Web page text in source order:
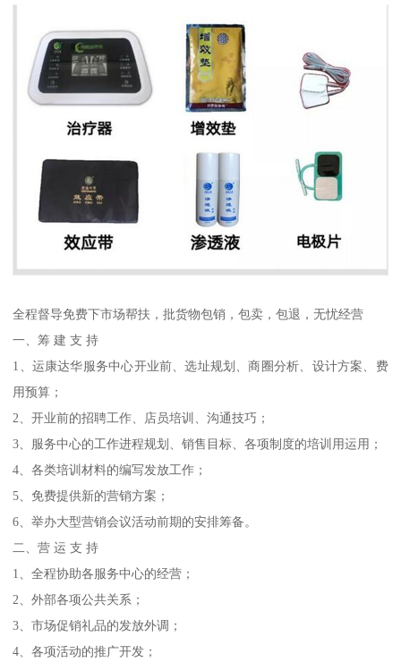
全程督导免费下市场帮扶，批货物包销，包卖，包退，无忧经营
一、筹 建 支 持
1、运康达华服务中心开业前、选址规划、商圈分析、设计方案、费
用预算；
2、开业前的招聘工作、店员培训、沟通技巧；
3、服务中心的工作进程规划、销售目标、各项制度的培训用运用；
4、各类培训材料的编写发放工作；
5、免费提供新的营销方案；
6、举办大型营销会议活动前期的安排筹备。
二、营 运 支 持
1、全程协助各服务中心的经营；
2、外部各项公共关系；
3、市场促销礼品的发放外调；
4、各项活动的推广开发；